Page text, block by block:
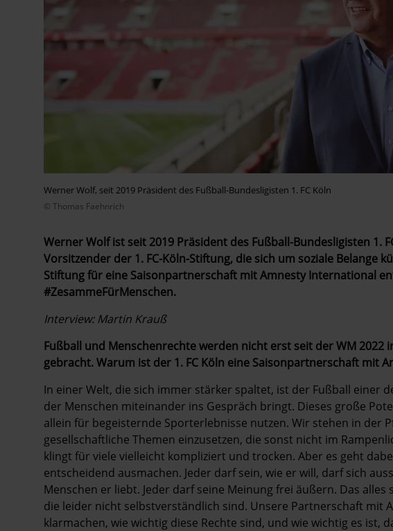
Werner Wolf, seit 2019 Präsident des Fußball-Bundesligisten 1. FC Köln
© Thomas Faehnrich
Werner Wolf ist seit 2019 Präsident des Fußball-Bundesligisten 1.
Vorsitzender der 1. FC-Köln-Stiftung, die sich um soziale Belange
Stiftung für eine Saisonpartnerschaft mit Amnesty International
#ZesammeFürMenschen.
Interview: Martin Krauß
Fußball und Menschenrechte werden nicht erst seit der WM
gebracht. Warum ist der 1. FC Köln eine Saisonpartnerschaft mit
In einer Welt, die sich immer stärker spaltet, ist der Fußball einer
der Menschen miteinander ins Gespräch bringt. Dieses große
allein für begeisternde Sporterlebnisse nutzen. Wir stehen in der
gesellschaftliche Themen einzusetzen, die sonst nicht im
klingt für viele vielleicht kompliziert und trocken. Aber es geht
entscheidend ausmachen. Jeder darf sein, wie er will, darf sich
Menschen er liebt. Jeder darf seine Meinung frei äußern. Das
die leider nicht selbstverständlich sind. Unsere Partnerschaft mit
klarmachen, wie wichtig diese Rechte sind, und wie wichtig es ist,